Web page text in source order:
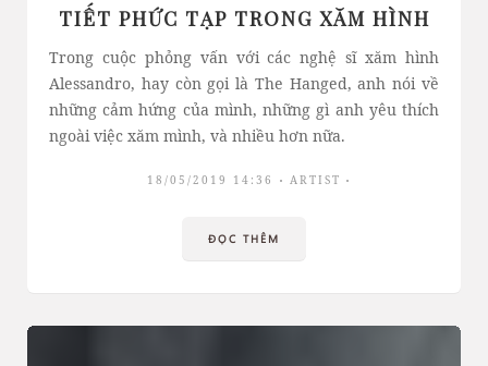
TIẾT PHỨC TẠP TRONG XĂM HÌNH
Trong cuộc phỏng vấn với các nghệ sĩ xăm hình
Alessandro, hay còn gọi là The Hanged, anh nói về
những cảm hứng của mình, những gì anh yêu thích
ngoài việc xăm mình, và nhiều hơn nữa.
18/05/2019 14:36 ARTIST
ĐỌC THÊM